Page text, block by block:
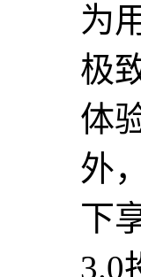
为
极
体
外
下
3.0